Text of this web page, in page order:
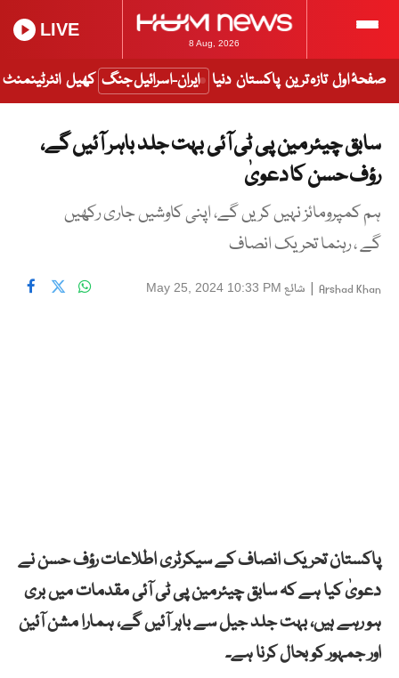
8 Aug, 2026
LIVE
صفحۂ اول تازہ ترین پاکستان دنیا ایران-اسرائیل جنگ کھیل انٹرٹینمنٹ
سابق چیئرمین پی ٹی آئی بہت جلد باہر آئیں گے،
رؤف حسن کا دعویٰ
ہم کمپرومائز نہیں کریں گے، اپنی کاوشیں جاری رکھیں
گے ، رہنما تحریک انصاف
Arshad Khan
| شائع May 25, 2024 10:33 PM
پاکستان تحریک انصاف کے سیکرٹری اطلاعات رؤف حسن نے
دعویٰ کیا ہے کہ سابق چیئرمین پی ٹی آئی مقدمات میں بری
ہو رہے ہیں، بہت جلد جیل سے باہر آئیں گے، ہمارا مشن آئین
اور جمہور کو بحال کرنا ہے۔